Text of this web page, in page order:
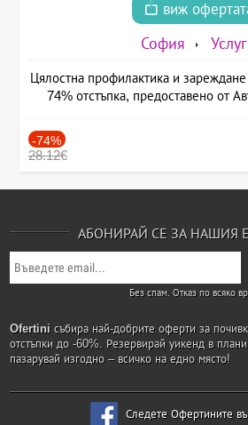
виж
София
Цялостна профилактика и зареждане
74% отстъпка, предоставено от
-74%
28.12€
АБОНИРАЙ СЕ ЗА НАШИЯ
Без спам. Отказ по всяко
Ofertini събира най-добрите оферти за
отстъпки до -60%. Резервирай уикенд в
пазарувай изгодно – всичко на едно място!
Следете Офертините